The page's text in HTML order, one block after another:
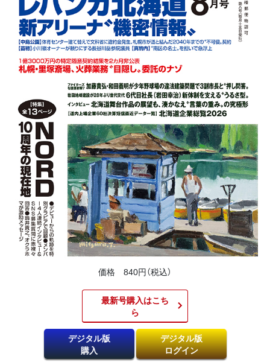
価格 840円（税込）
最新号購入はこち
ら​
デジタル版
購入
デジタル版
ログイン